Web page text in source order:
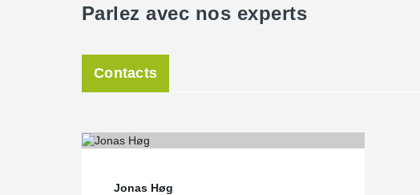
Parlez avec nos experts
Contacts
Jonas Høg